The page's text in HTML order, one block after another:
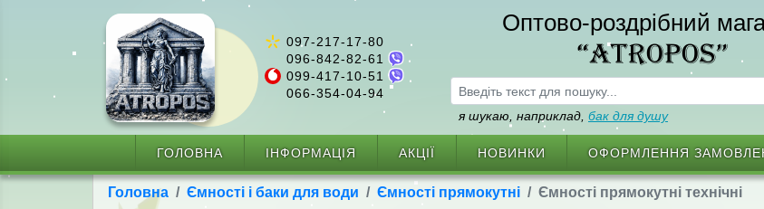
097-217-17-80
096-842-82-61
099-417-10-51
066-354-04-94
Оптово-роздрібний
“ATROPOS”
я шукаю, наприклад, бак для душу
ГОЛОВНА ІНФОРМАЦІЯ АКЦІЇ НОВИНКИ ОФОРМЛЕННЯ
Головна Ємності і баки для води Ємності прямокутні Ємності прямокутні технічні